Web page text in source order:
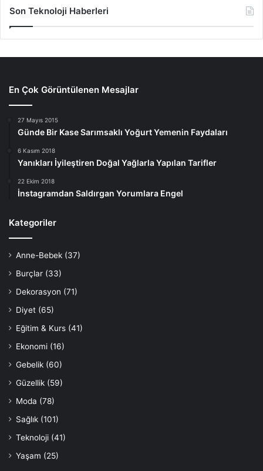
Son Teknoloji Haberleri
En Çok Görüntülenen Mesajlar
27 Mayıs 2015
Günde Bir Kase Sarımsaklı Yoğurt Yemenin Faydaları
6 Kasım 2018
Yanıkları İyileştiren Doğal Yağlarla Yapılan Tarifler
22 Ekim 2018
İnstagramdan Saldırgan Yorumlara Engel
Kategoriler
Anne-Bebek (37)
Burçlar (33)
Dekorasyon (71)
Diyet (65)
Eğitim & Kurs (41)
Ekonomi (16)
Gebelik (60)
Güzellik (59)
Moda (78)
Sağlık (101)
Teknoloji (41)
Yaşam (25)